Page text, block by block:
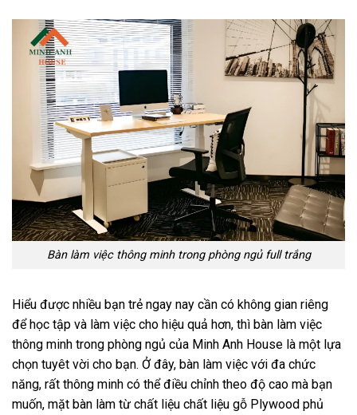
Bàn làm việc thông minh trong phòng ngủ full trắng
Hiểu được nhiều bạn trẻ ngay nay cần có không gian riêng
để học tập và làm việc cho hiệu quả hơn, thì bàn làm việc
thông minh trong phòng ngủ của Minh Anh House là một lựa
chọn tuyêt vời cho bạn. Ở đây, bàn làm việc với đa chức
năng, rất thông minh có thể điều chỉnh theo độ cao mà bạn
muốn, mặt bàn làm từ chất liệu chất liệu gỗ Plywood phủ